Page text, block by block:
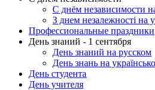
С днём независимости
З днем незалежності на
Профессиональные праздники
День знаний - 1 сентября
День знаний на русском
День знань на
День студента
День учителя